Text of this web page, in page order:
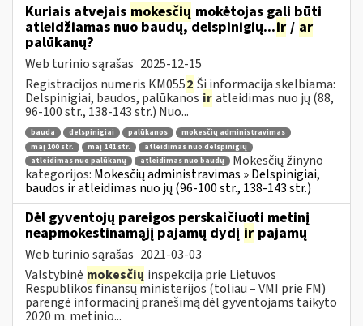
Kuriais atvejais mokesčių mokėtojas gali būti
atleidžiamas nuo baudų, delspinigių...ir / ar
palūkanų?
Web turinio sąrašas 2025-12-15
Registracijos numeris KM0552 Ši informacija skelbiama:
Delspinigiai, baudos, palūkanos iratleidimas nuo jų (88,
96-100 str., 138-143 str.) Nuo...
bauda delspinigiai palūkanos
mokesčių administravimas
maį 100 str.
maį 141 str.
atleidimas nuo delspinigių
atleidimas nuo palūkanų
atleidimas nuo baudų
Mokesčių žinyno
kategorijos: Mokesčių administravimas » Delspinigiai,
baudos ir atleidimas nuo jų (96-100 str., 138-143 str.)
Dėl gyventojų pareigos perskaičiuoti metinį
neapmokestinamąjį pajamų dydį ir pajamų
Web turinio sąrašas 2021-03-03
Valstybinė mokesčių inspekcija prie Lietuvos
Respublikos finansų ministerijos (toliau – VMI prie FM)
parengė informacinį pranešimą dėl gyventojams taikyto
2020 m. metinio...